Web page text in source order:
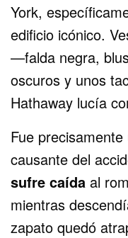
York,
edificio icónico.
—falda negra,
oscuros y unos
Hathaway lucía
Fue
causante del
sufre caída al
mientras
zapato quedó